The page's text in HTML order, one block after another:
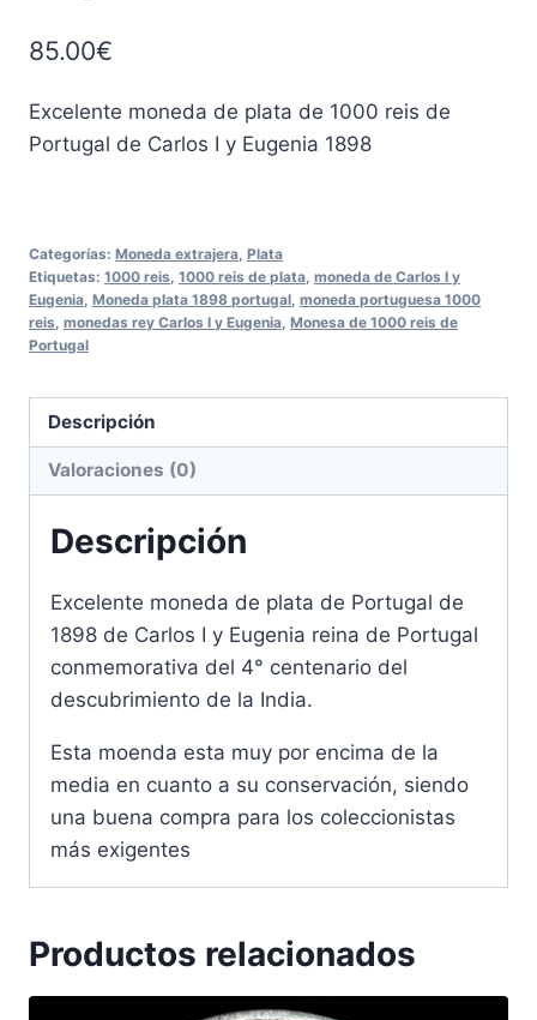
85.00€
Excelente moneda de plata de 1000 reis de
Portugal de Carlos I y Eugenia 1898
Categorías: Moneda extrajera, Plata
Etiquetas: 1000 reis, 1000 reis de plata, moneda de Carlos I y
Eugenia, Moneda plata 1898 portugal, moneda portuguesa 1000
reis, monedas rey Carlos I y Eugenia, Monesa de 1000 reis de
Portugal
Descripción
Valoraciones (0)
Descripción
Excelente moneda de plata de Portugal de
1898 de Carlos I y Eugenia reina de Portugal
conmemorativa del 4° centenario del
descubrimiento de la India.
Esta moenda esta muy por encima de la
media en cuanto a su conservación, siendo
una buena compra para los coleccionistas
más exigentes
Productos relacionados